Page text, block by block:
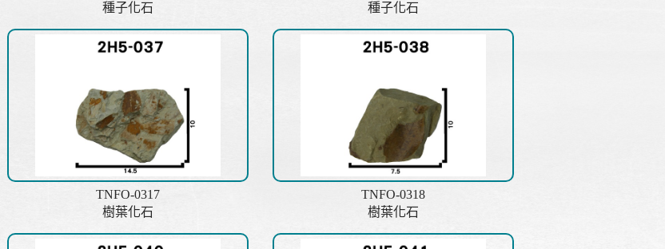
種子化石
種子化石
TNFO-0317
樹葉化石
TNFO-0318
樹葉化石